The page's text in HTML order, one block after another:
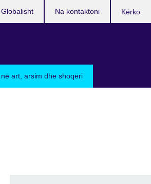
art, arsim dhe shoqëri
Na kontaktoni